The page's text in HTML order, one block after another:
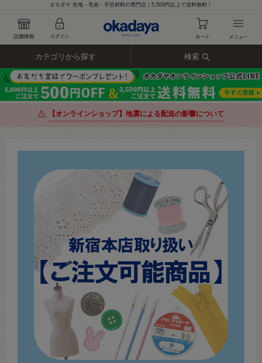
オカダヤ 生地・毛糸・手芸材料の専門店｜5,500円以上で送料無料！
カテゴリから探す 検索
【オンラインショップ】地震による配送の影響について